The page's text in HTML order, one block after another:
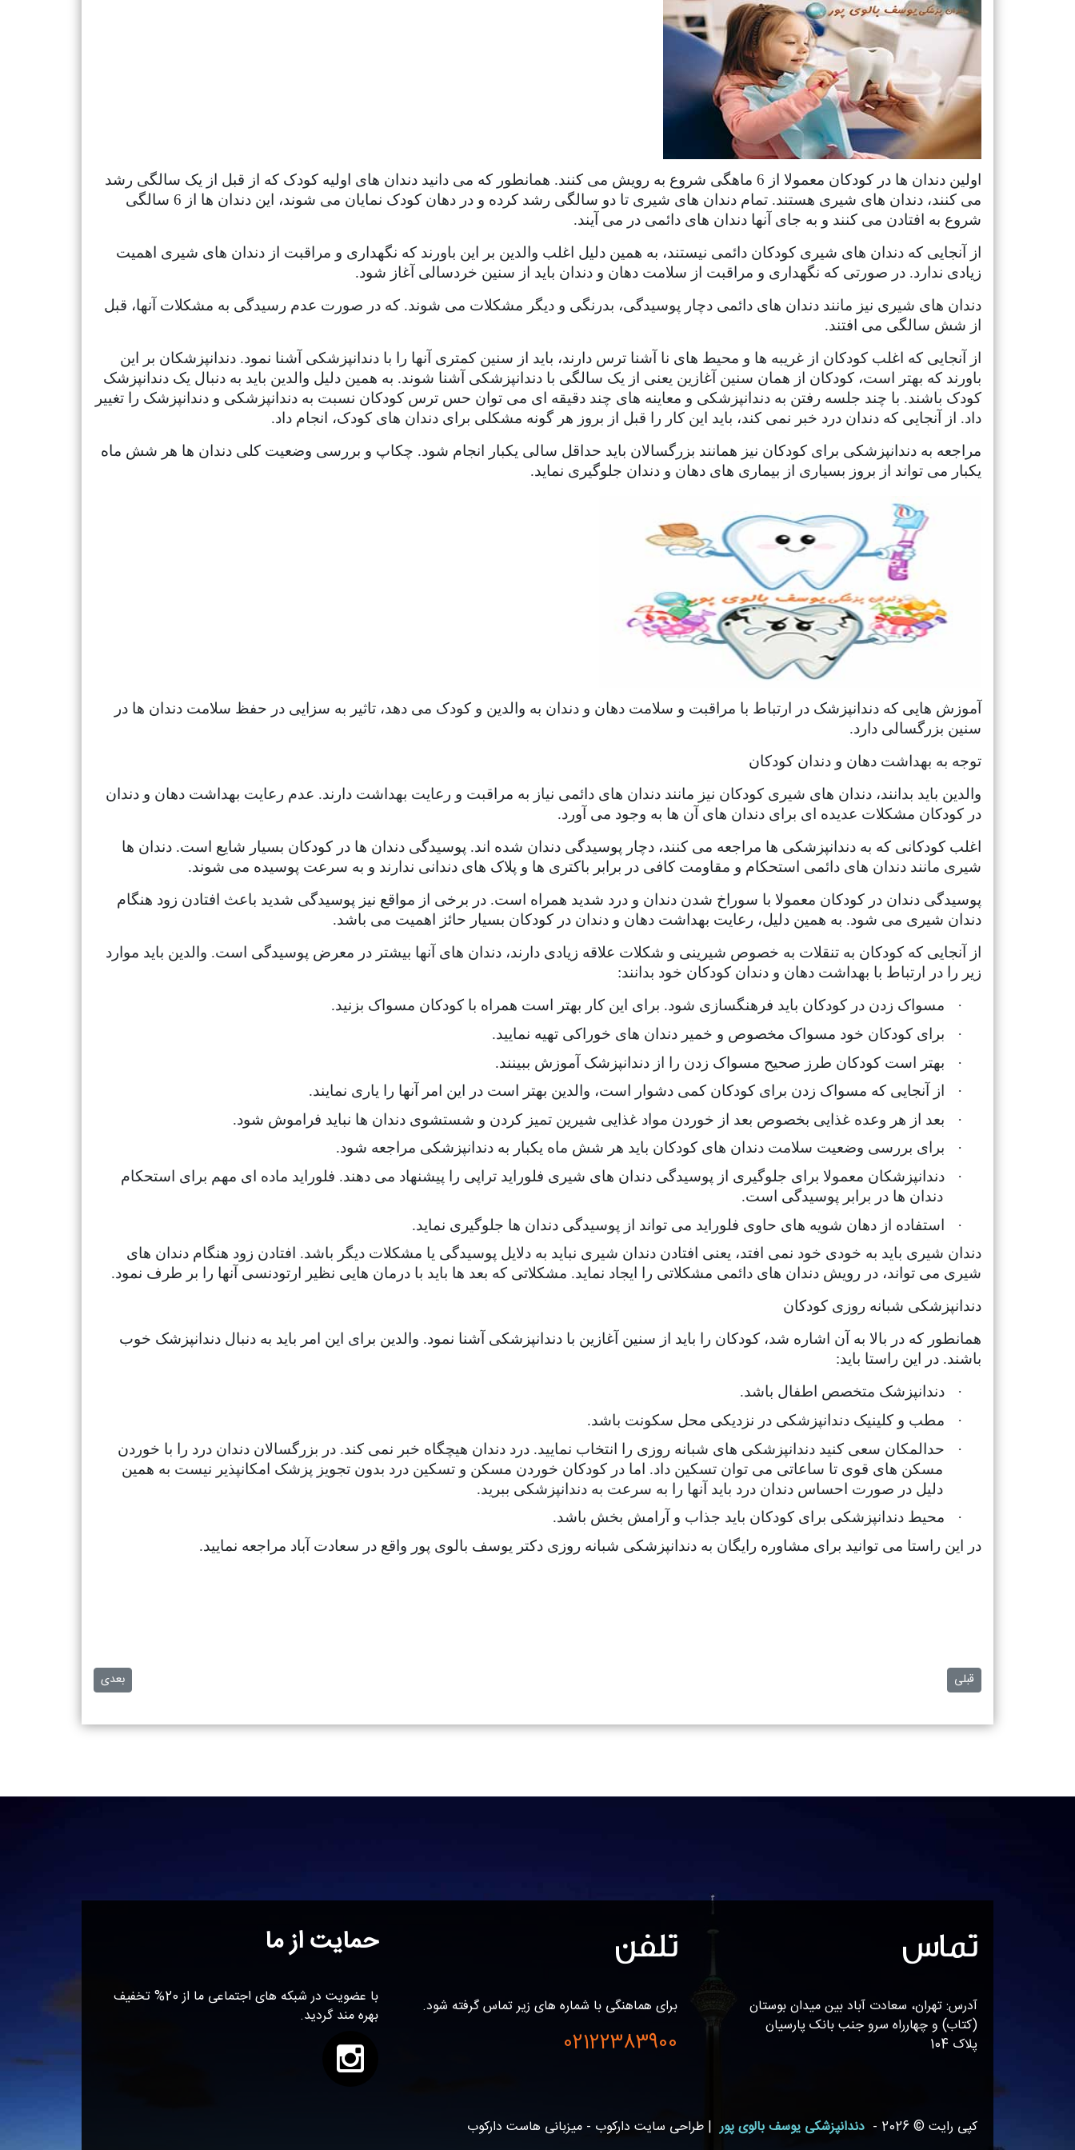
اولین دندان ها در کودکان معمولا از 6 ماهگی شروع به رویش می کنند. همانطور که می دانید دندان های اولیه کودک که از قبل از یک سالگی رشد
می کنند، دندان های شیری هستند. تمام دندان های شیری تا دو سالگی رشد کرده و در دهان کودک نمایان می شوند، این دندان ها از 6 سالگی
شروع به افتادن می کنند و به جای آنها دندان های دائمی در می آیند.
از آنجایی که دندان های شیری کودکان دائمی نیستند، به همین دلیل اغلب والدین بر این باورند که نگهداری و مراقبت از دندان های شیری اهمیت
زیادی ندارد. در صورتی که نگهداری و مراقبت از سلامت دهان و دندان باید از سنین خردسالی آغاز شود.
دندان های شیری نیز مانند دندان های دائمی دچار پوسیدگی، بدرنگی و دیگر مشکلات می شوند. که در صورت عدم رسیدگی به مشکلات آنها، قبل
از شش سالگی می افتند.
از آنجایی که اغلب کودکان از غریبه ها و محیط های نا آشنا ترس دارند، باید از سنین کمتری آنها را با دندانپزشکی آشنا نمود. دندانپزشکان بر این
باورند که بهتر است، کودکان از همان سنین آغازین یعنی از یک سالگی با دندانپزشکی آشنا شوند. به همین دلیل والدین باید به دنبال یک دندانپزشک
کودک باشند. با چند جلسه رفتن به دندانپزشکی و معاینه های چند دقیقه ای می توان حس ترس کودکان نسبت به دندانپزشکی و دندانپزشک را تغییر
داد. از آنجایی که دندان درد خبر نمی کند، باید این کار را قبل از بروز هر گونه مشکلی برای دندان های کودک، انجام داد.
مراجعه به دندانپزشکی برای کودکان نیز همانند بزرگسالان باید حداقل سالی یکبار انجام شود. چکاپ و بررسی وضعیت کلی دندان ها هر شش ماه
یکبار می تواند از بروز بسیاری از بیماری های دهان و دندان جلوگیری نماید.
آموزش هایی که دندانپزشک در ارتباط با مراقبت و سلامت دهان و دندان به والدین و کودک می دهد، تاثیر به سزایی در حفظ سلامت دندان ها در
سنین بزرگسالی دارد.
توجه به بهداشت دهان و دندان کودکان
والدین باید بدانند، دندان های شیری کودکان نیز مانند دندان های دائمی نیاز به مراقبت و رعایت بهداشت دارند. عدم رعایت بهداشت دهان و دندان
در کودکان مشکلات عدیده ای برای دندان های آن ها به وجود می آورد.
اغلب کودکانی که به دندانپزشکی ها مراجعه می کنند، دچار پوسیدگی دندان شده اند. پوسیدگی دندان ها در کودکان بسیار شایع است. دندان ها
شیری مانند دندان های دائمی استحکام و مقاومت کافی در برابر باکتری ها و پلاک های دندانی ندارند و به سرعت پوسیده می شوند.
پوسیدگی دندان در کودکان معمولا با سوراخ شدن دندان و درد شدید همراه است. در برخی از مواقع نیز پوسیدگی شدید باعث افتادن زود هنگام
دندان شیری می شود. به همین دلیل، رعایت بهداشت دهان و دندان در کودکان بسیار حائز اهمیت می باشد.
از آنجایی که کودکان به تنقلات به خصوص شیرینی و شکلات علاقه زیادی دارند، دندان های آنها بیشتر در معرض پوسیدگی است. والدین باید موارد
زیر را در ارتباط با بهداشت دهان و دندان کودکان خود بدانند:
·
مسواک زدن در کودکان باید فرهنگسازی شود. برای این کار بهتر است همراه با کودکان مسواک بزنید.
·
برای کودکان خود مسواک مخصوص و خمیر دندان های خوراکی تهیه نمایید.
·
بهتر است کودکان طرز صحیح مسواک زدن را از دندانپزشک آموزش ببینند.
·
از آنجایی که مسواک زدن برای کودکان کمی دشوار است، والدین بهتر است در این امر آنها را یاری نمایند.
·
بعد از هر وعده غذایی بخصوص بعد از خوردن مواد غذایی شیرین تمیز کردن و شستشوی دندان ها نباید فراموش شود.
·
برای بررسی وضعیت سلامت دندان های کودکان باید هر شش ماه یکبار به دندانپزشکی مراجعه شود.
·
دندانپزشکان معمولا برای جلوگیری از پوسیدگی دندان های شیری فلوراید تراپی را پیشنهاد می دهند. فلوراید ماده ای مهم برای استحکام
دندان ها در برابر پوسیدگی است.
·
استفاده از دهان شویه های حاوی فلوراید می تواند از پوسیدگی دندان ها جلوگیری نماید.
دندان شیری باید به خودی خود نمی افتد، یعنی افتادن دندان شیری نباید به دلایل پوسیدگی یا مشکلات دیگر باشد. افتادن زود هنگام دندان های
شیری می تواند، در رویش دندان های دائمی مشکلاتی را ایجاد نماید. مشکلاتی که بعد ها باید با درمان هایی نظیر ارتودنسی آنها را بر طرف نمود.
دندانپزشکی شبانه روزی کودکان
همانطور که در بالا به آن اشاره شد، کودکان را باید از سنین آغازین با دندانپزشکی آشنا نمود. والدین برای این امر باید به دنبال دندانپزشک خوب
باشند. در این راستا باید:
·
دندانپزشک متخصص اطفال باشد.
·
مطب و کلینیک دندانپزشکی در نزدیکی محل سکونت باشد.
·
حدالمکان سعی کنید دندانپزشکی های شبانه روزی را انتخاب نمایید. درد دندان هیچگاه خبر نمی کند. در بزرگسالان دندان درد را با خوردن
مسکن های قوی تا ساعاتی می توان تسکین داد. اما در کودکان خوردن مسکن و تسکین درد بدون تجویز پزشک امکانپذیر نیست به همین
دلیل در صورت احساس دندان درد باید آنها را به سرعت به دندانپزشکی ببرید.
·
محیط دندانپزشکی برای کودکان باید جذاب و آرامش بخش باشد.
در این راستا می توانید برای مشاوره رایگان به دندانپزشکی شبانه روزی دکتر یوسف بالوی پور واقع در سعادت آباد مراجعه نمایید.
مطلب قبلی: جدیدترین درمان های دندانپزشکی در سال 2020
قبلی مطلب بعدی: ویژگی های
بعدی
تماس
آدرس: تهران، سعادت آباد بین میدان بوستان
(کتاب) و چهارراه سرو جنب بانک پارسیان
پلاک 104
تلفن
برای هماهنگی با شماره های زیر تماس گرفته شود.
02122383900
حمایت از ما
با عضویت در شبکه های اجتماعی ما از 20% تخفیف
بهره مند گردید.
کپی رایت © 2026 - دندانپزشکی یوسف بالوی پور | طراحی سایت دارکوب - میزبانی هاست دارکوب